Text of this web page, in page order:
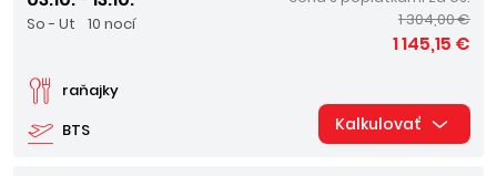
So - Ut 10 nocí
BTS
raňajky
1 304,00 €
1 145,15 €
Kalkulovať